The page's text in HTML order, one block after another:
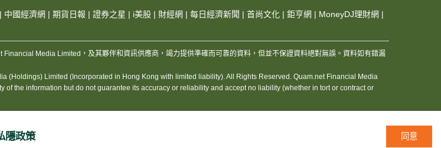
；熊證方面，上日資金傾向買入貼價證，而重貨區仍維持在26,200點至
作部署。
場部署，當中牛證以25,100點水平收回的位置成交較為活躍；而淡倉資
價25,150點；恒指熊證(55022)
，收回價25,853點。
大幅上調AI服務器PCB市場規模預測，預計全球PCB市場到2027年將
PCB供應商龍頭之一的勝宏科技
，高位見39.76元，上望20天線。
2月到期，實際槓桿約2.2倍
隱政策 同意
| 中國經濟網 | 期貨日報 | 證券之星 | i美股 | 財經網 | 每日經濟新聞 | 首尚文化 | 鉅亨網 | MoneyDJ理財網 |
Media Limited，及其夥伴和資訊供應商，竭力提供準確而可靠的資料，但並不保證資料絕對無誤。資料如有錯漏
(Holdings) Limited (Incorporated in Hong Kong with limited liability). All Rights Reserved. Quam.net Financial Media
the information but do not guarantee its accuracy or reliability and accept no liability (whether in tort or contract or